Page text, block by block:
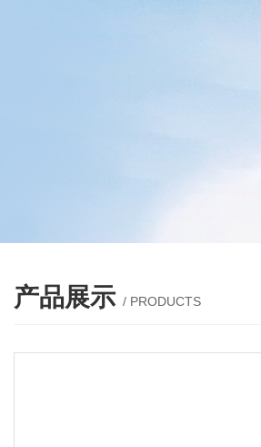
产品展示 / PRODUCTS